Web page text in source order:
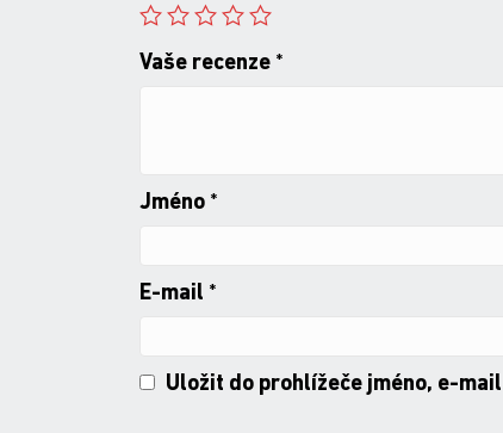
Vaše recenze *
Jméno *
E-mail *
Uložit do prohlížeče jméno, e-